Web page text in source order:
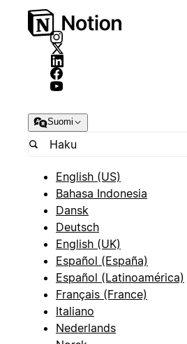
Suomi
English (US)
Bahasa Indonesia
Dansk
Deutsch
English (UK)
Español (España)
Español (Latinoamérica)
Français (France)
Italiano
Nederlands